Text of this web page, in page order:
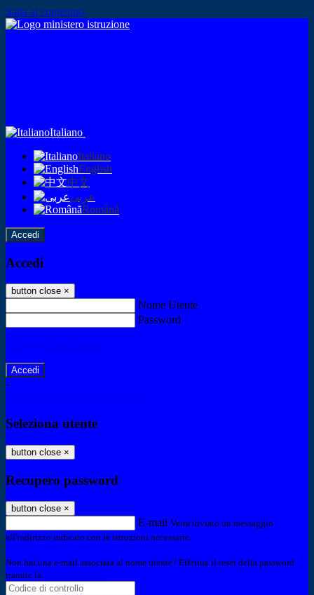
Salta al contenuto
Italiano
Italiano
English
中文
عربى
Română
Accedi
Accedi
button close ×
Nome Utente
Password
-
Seleziona utente
button close ×
Recupero password
button close ×
E-mail Verrà inviato un messaggio
all'indirizzo indicato con le istruzioni necessarie.
Non hai una e-mail associata al nome utente? Effettua il reset della password
tramite la